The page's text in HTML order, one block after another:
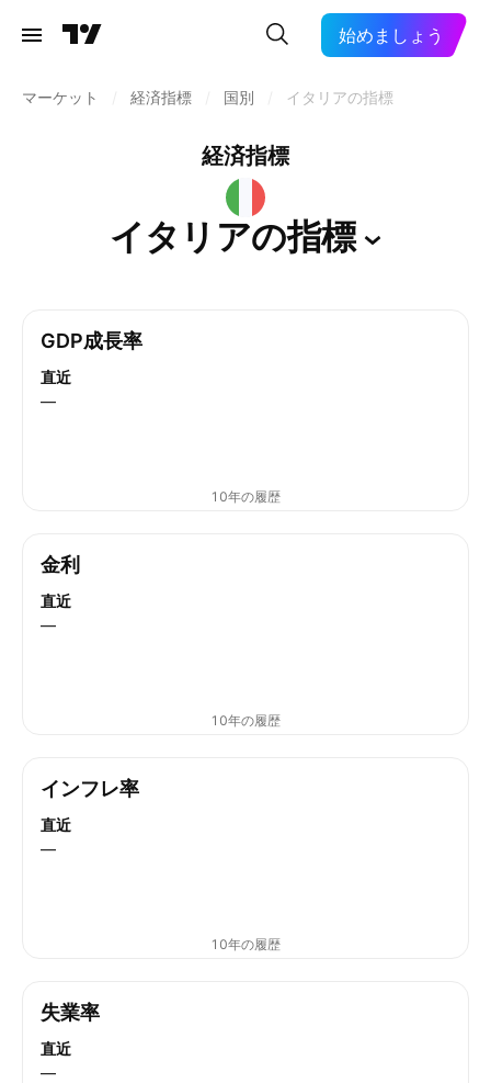
始めましょう
マーケット 経済指標 国別 イタリアの指標
経済指標
イタリアの指標
GDP成長率
直近
—
10年の履歴
金利
直近
—
10年の履歴
インフレ率
直近
—
10年の履歴
失業率
直近
—